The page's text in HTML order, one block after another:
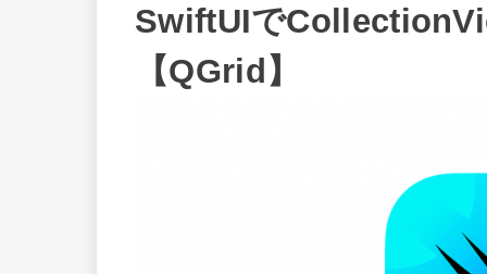
SwiftUIで
【QGrid】